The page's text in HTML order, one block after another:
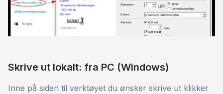
Skrive ut lokalt: fra PC (Windows)
Inne på siden til verktøyet du ønsker skrive ut klikker